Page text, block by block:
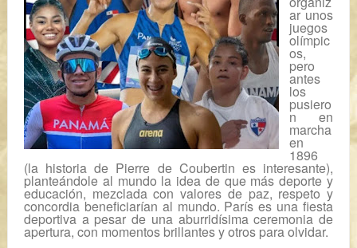
ar unos
juegos
olímpic
os,
pero
antes
los
pusiero
n en
marcha
en
1896
(la historia de Pierre de Coubertin es interesante),
planteándole al mundo la idea de que más deporte y
educación, mezclada con valores de paz, respeto y
concordia beneficiarían al mundo. Paríses una fiesta
deportiva a pesar de una aburridísima ceremonia de
apertura, con momentos brillantes y otros para olvidar.